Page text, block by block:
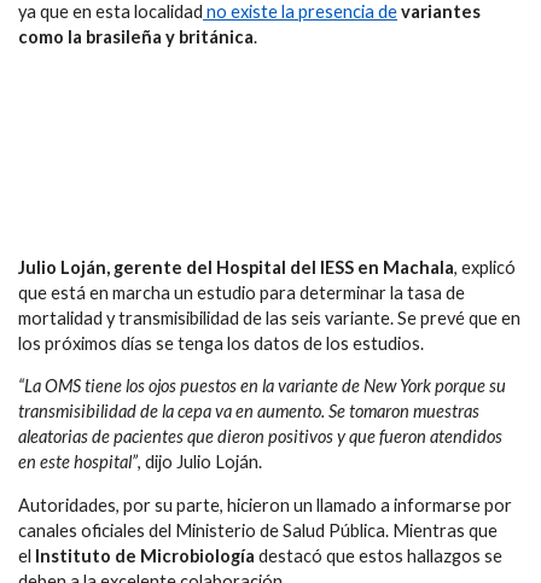
ya que en esta localidad no existe la presencia devariantes
como la brasileña y británica.
Julio Loján, gerente del Hospital del IESS en Machala, explicó
que está en marcha un estudio para determinar la tasa de
mortalidad y transmisibilidad de las seis variante. Se prevé que en
los próximos días se tenga los datos de los estudios.
“La OMS tiene los ojos puestos en la variante de New York porque su
transmisibilidad de la cepa va en aumento. Se tomaron muestras
aleatorias de pacientes que dieron positivos y que fueron atendidos
en este hospital”, dijo Julio Loján.
Autoridades, por su parte, hicieron un llamado a informarse por
canales oficiales del Ministerio de Salud Pública. Mientras que
el Instituto de Microbiología destacó que estos hallazgos se